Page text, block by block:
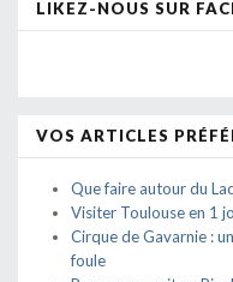
LIKEZ-NOUS SUR
VOS ARTICLES
Que faire autour du
Visiter Toulouse en 1
Cirque de Gavarnie :
foule